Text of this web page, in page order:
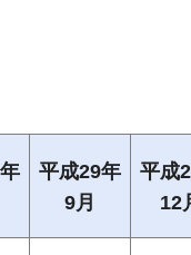
平成29年
9月
平成
12